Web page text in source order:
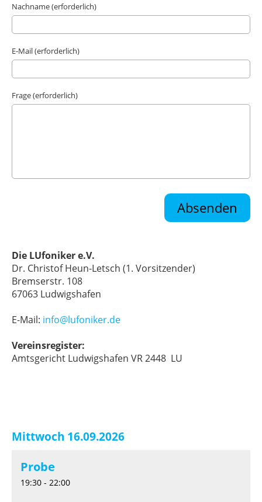
Nachname (erforderlich)
E-Mail (erforderlich)
Frage (erforderlich)
Die LUfoniker e.V.
Dr. Christof Heun-Letsch (1. Vorsitzender)
Bremserstr. 108
67063 Ludwigshafen
E-Mail: info@lufoniker.de
Vereinsregister:
Amtsgericht Ludwigshafen VR 2448 LU
Mittwoch 16.09.2026
Probe
19:30 - 22:00